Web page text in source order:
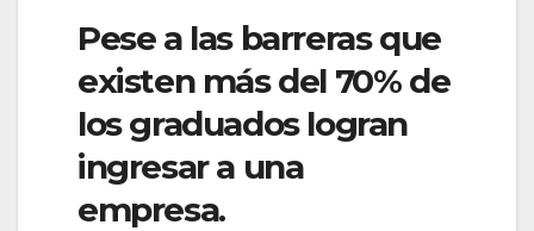
Pese a las barreras que
existen más del 70% de
los graduados logran
ingresar a una
empresa.